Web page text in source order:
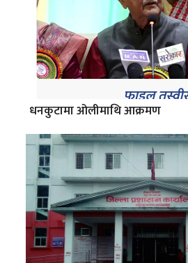
धनकुटामा ओलीमाथि आक्रमण